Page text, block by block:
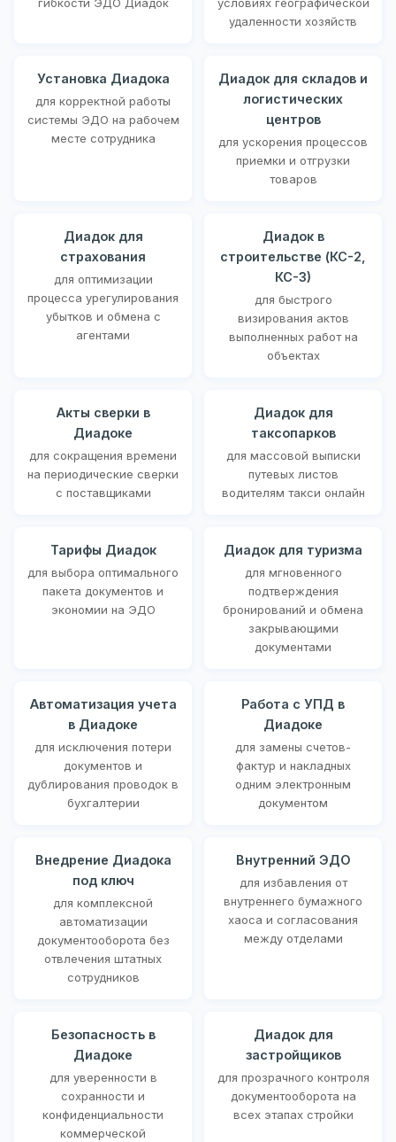
удаленности хозяйств
Установка Диадока
для корректной работы
системы ЭДО на рабочем
месте сотрудника
Диадок для складов и
логистических
центров
для ускорения процессов
приемки и отгрузки
товаров
Диадок для
страхования
для оптимизации
процесса урегулирования
убытков и обмена с
агентами
Диадок в
строительстве (КС-2,
КС-3)
для быстрого
визирования актов
выполненных работ на
объектах
Акты сверки в
Диадоке
для сокращения времени
на периодические сверки
с поставщиками
Диадок для
таксопарков
для массовой выписки
путевых листов
водителям такси онлайн
Тарифы Диадок
для выбора оптимального
пакета документов и
экономии на ЭДО
Диадок для туризма
для мгновенного
подтверждения
бронирований и обмена
закрывающими
документами
Автоматизация учета
в Диадоке
для исключения потери
документов и
дублирования проводок в
бухгалтерии
Работа с УПД в
Диадоке
для замены счетов-
фактур и накладных
одним электронным
документом
Внедрение Диадока
под ключ
для комплексной
автоматизации
документооборота без
отвлечения штатных
сотрудников
Внутренний ЭДО
для избавления от
внутреннего бумажного
хаоса и согласования
между отделами
Безопасность в
Диадоке
для уверенности в
сохранности и
конфиденциальности
коммерческой
Диадок для
застройщиков
для прозрачного контроля
документооборота на
всех этапах стройки